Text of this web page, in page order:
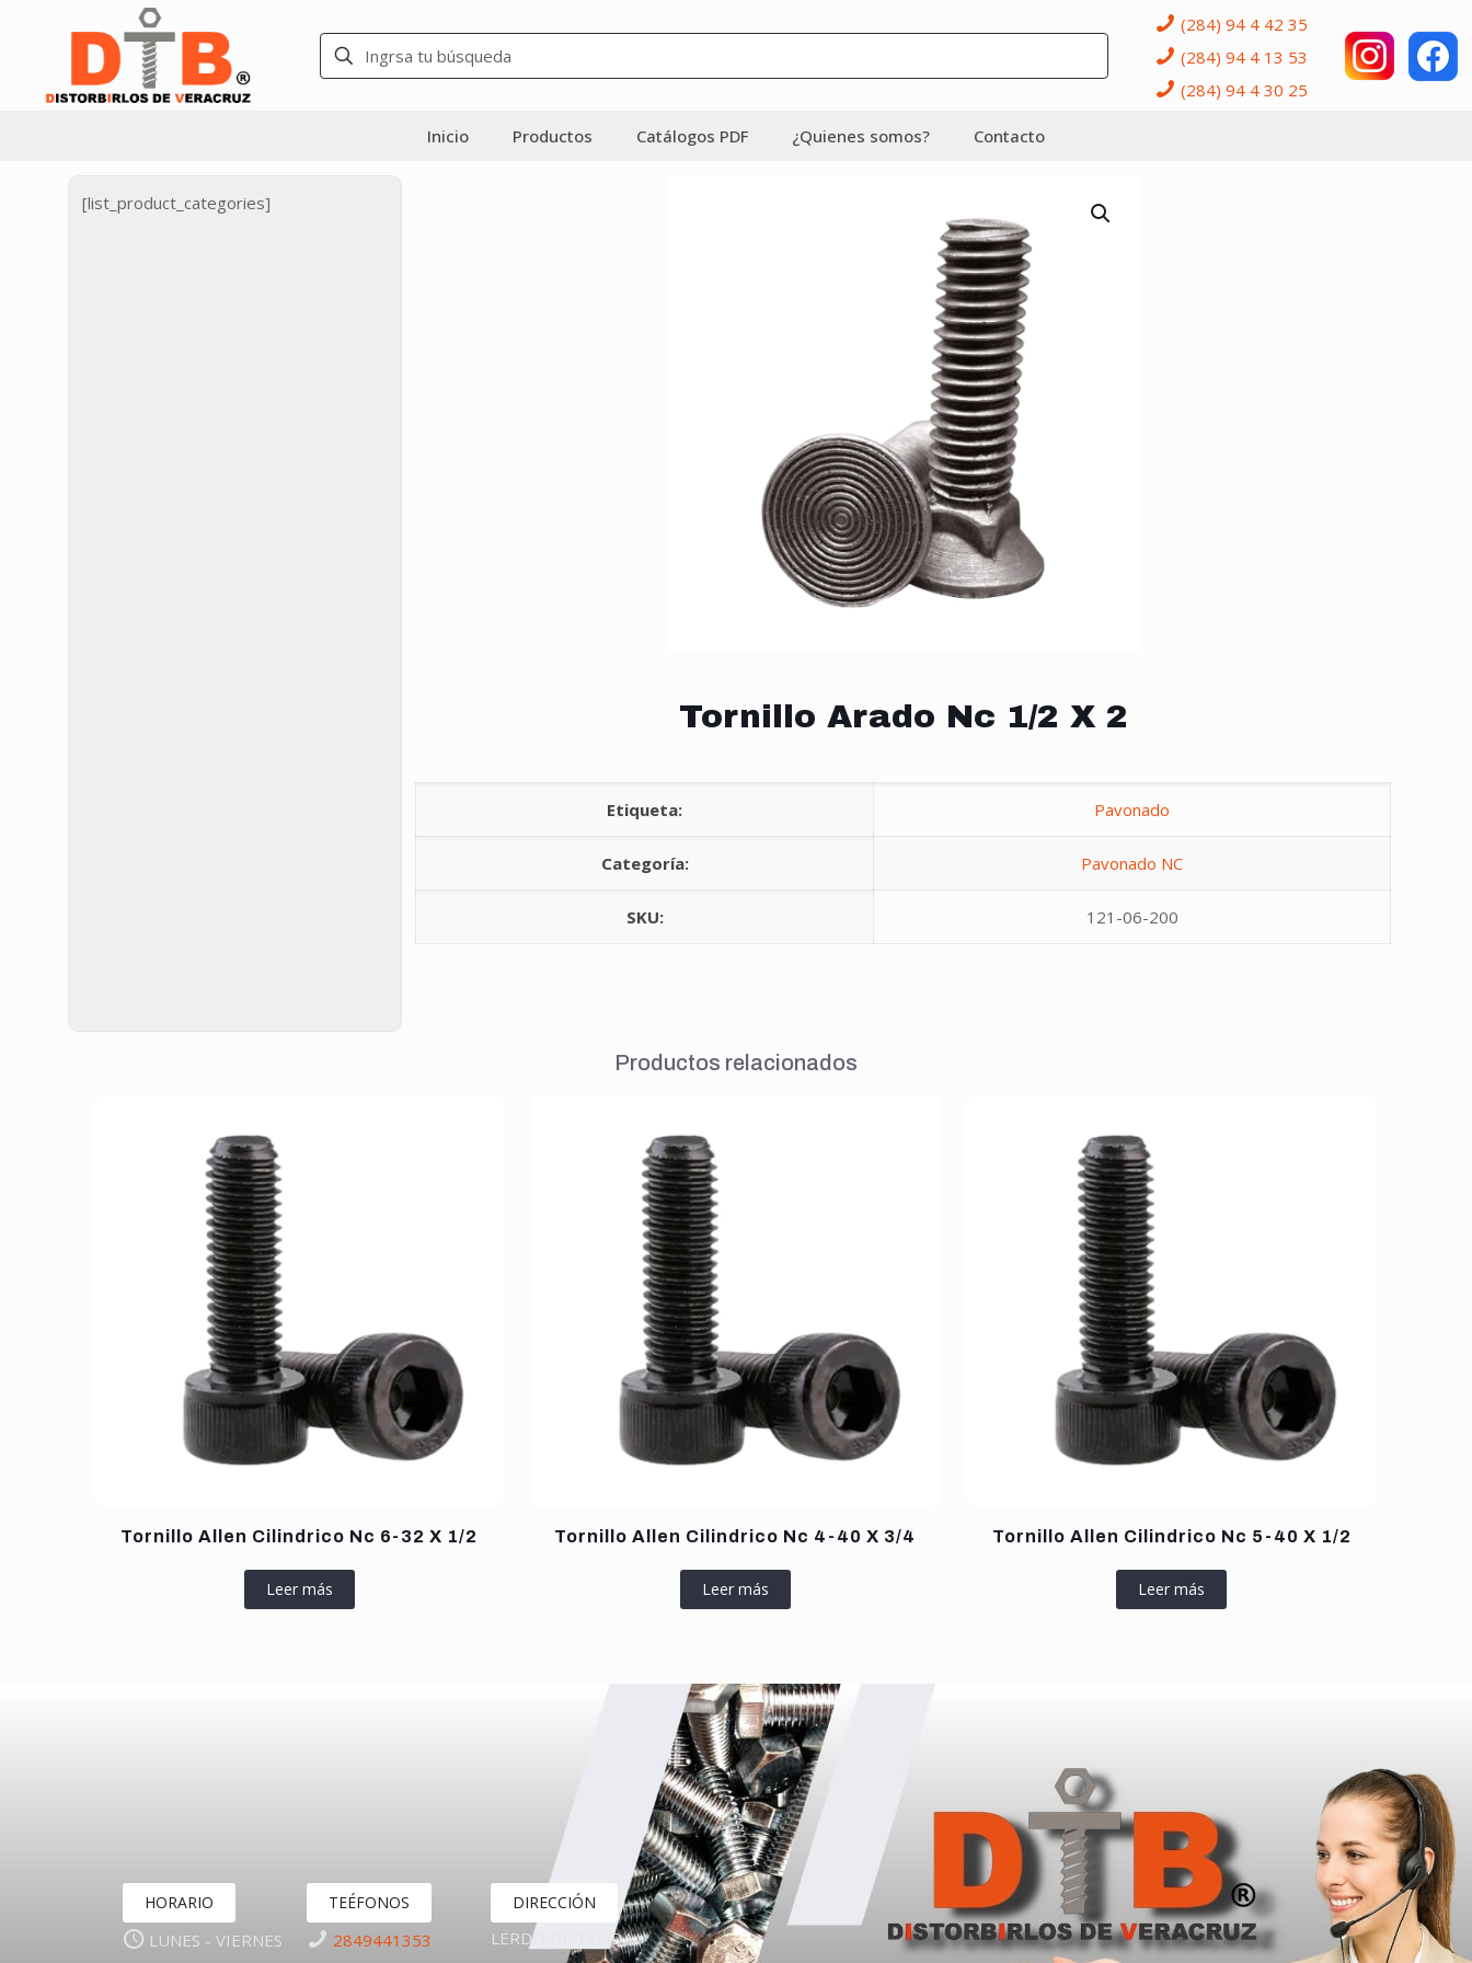
(284) 94 4 42 35
(284) 94 4 13 53
(284) 94 4 30 25
Inicio Productos Catálogos PDF ¿Quienes somos? Contacto
[list_product_categories]
Tornillo Arado Nc 1/2 X 2
Etiqueta: Pavonado
Categoría: Pavonado NC
SKU: 121-06-200
Productos relacionados
Tornillo Allen Cilindrico Nc 6-32 X 1/2
Leer más
Tornillo Allen Cilindrico Nc 4-40 X 3/4
Leer más
Tornillo Allen Cilindrico Nc 5-40 X 1/2
Leer más
HORARIO
LUNES - VIERNES
TEÉFONOS
2849441353
DIRECCIÓN
LERDO DE TEJADA,